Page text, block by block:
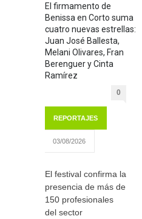
El firmamento de
Benissa en Corto suma
cuatro nuevas estrellas:
Juan José Ballesta,
Melani Olivares, Fran
Berenguer y Cinta
Ramírez
0
REPORTAJES
03/08/2026
El festival confirma la
presencia de más de
150 profesionales
del sector